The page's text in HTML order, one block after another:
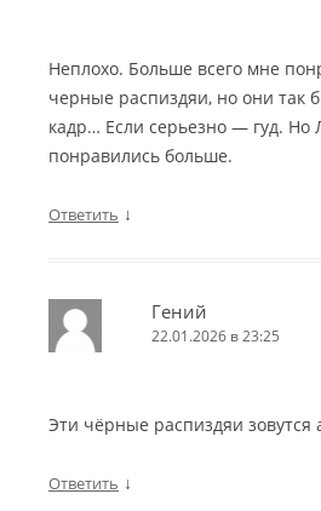
Неплохо. Больше всего мне
черные распиздяи, но они так
кадр… Если серьезно — гуд. Но
понравились больше.
Ответить ↓
Гений
22.01.2026 в 23:25
Эти чёрные распиздяи зовутся
Ответить ↓